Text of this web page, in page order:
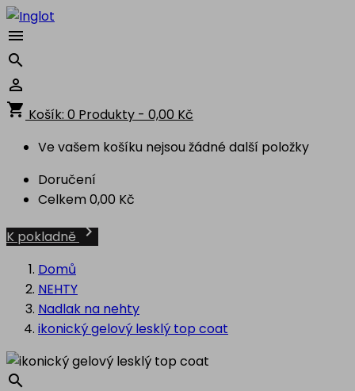



shopping_cart Košík: 0 Produkty - 0,00 Kč
Ve vašem košíku nejsou žádné další položky
Doručení
Celkem0,00 Kč
K pokladně
Domů
NEHTY
Nadlak na nehty
ikonický gelový lesklý top coat
search